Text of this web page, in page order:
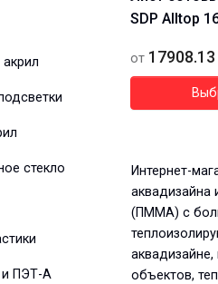
стекло
и ПЭТ-А
SDP Alltop
от 17908.13
Интернет-
аквадизайна
(ПММА) с
объектов,